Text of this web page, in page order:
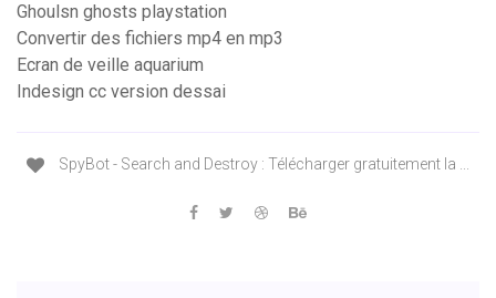
Ghoulsn ghosts playstation
Convertir des fichiers mp4 en mp3
Ecran de veille aquarium
Indesign cc version dessai
SpyBot - Search and Destroy : Télécharger gratuitement la ...